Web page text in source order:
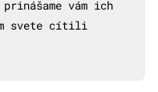
vám ich
svete cítili